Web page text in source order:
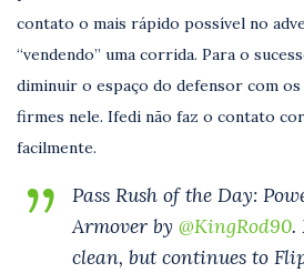
contato o mais rápido possível no
“vendendo” uma corrida. Para o
diminuir o espaço do defensor com os
firmes nele. Ifedi não faz o contato
facilmente.
Pass Rush of the Day:
Armover by @KingRod90.
clean, but continues to